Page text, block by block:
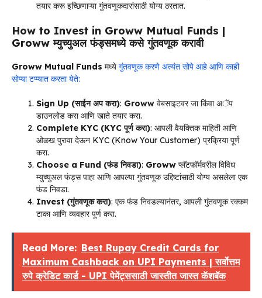
तयार करू इच्छिणाऱ्या गुंतवणूकदारांसाठी योग्य ठरतात.
How to Invest in Groww Mutual Funds |
Groww म्युच्युअल फंड्समध्ये कसे गुंतवणूक करावी
Groww Mutual Funds मध्ये गुंतवणूक करणे अत्यंत सोपे आहे आणि काही
सोप्या टप्प्यात करता येते:
Sign Up (साईन अप करा): Groww वेबसाइटवर जा किंवा अॅप
डाउनलोड करा आणि खाते तयार करा.
Complete KYC (KYC पूर्ण करा): आपली वैयक्तिक माहिती आणि
ओळख पुरावा देऊन KYC (Know Your Customer) प्रक्रिया पूर्ण
करा.
Choose a Fund (फंड निवडा): Groww प्लॅटफॉर्मवरील विविध
म्युच्युअल फंड्स पाहा आणि आपल्या गुंतवणूक उद्दिष्टांसाठी योग्य असलेला एक
फंड निवडा.
Invest (गुंतवणूक करा): एक फंड निवडल्यानंतर, आपली गुंतवणूक रक्कम
टाका आणि व्यवहार पूर्ण करा.
Read More: Best Rupay Credit Cards for
Maximum Cashback on UPI Payments | सर्वोत्तम
रुपे क्रेडिट कार्ड - UPI पेमेंट्ससाठी जास्तीत जास्त कॅशबॅक